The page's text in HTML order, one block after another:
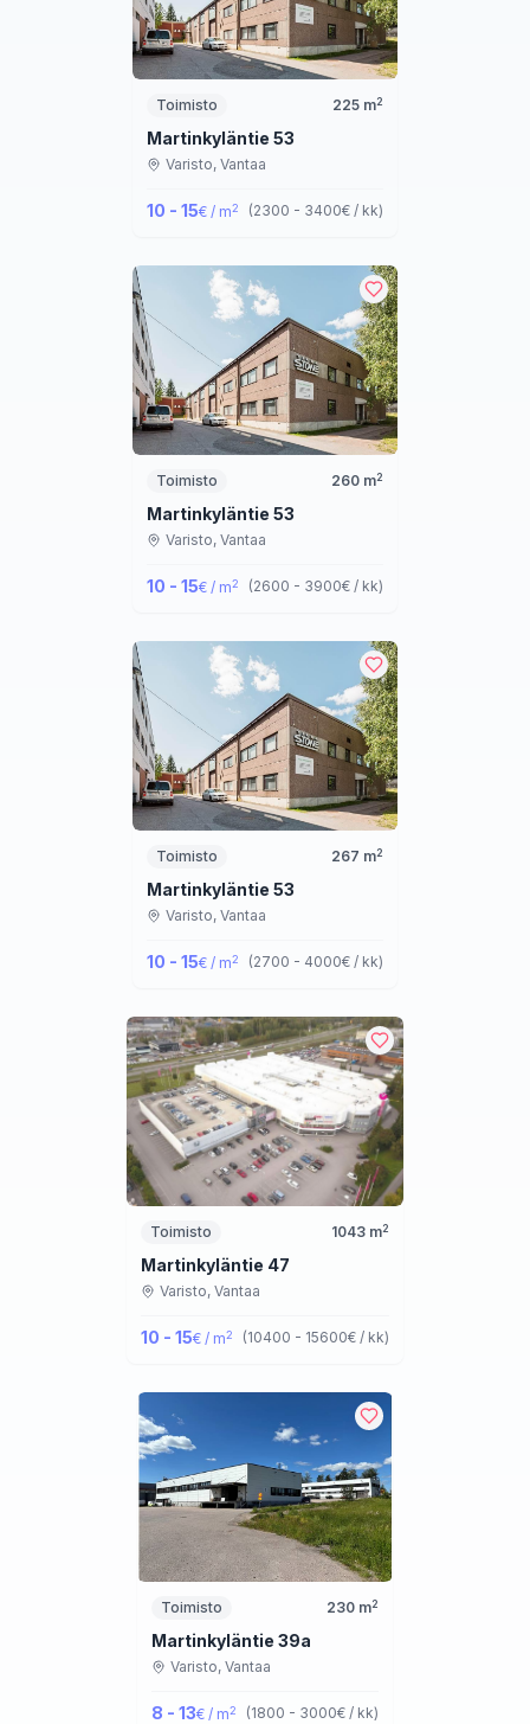
Toimisto 225 m2
Martinkyläntie 53
Varisto, Vantaa
10 - 15€ / m2 (2300 - 3400€ / kk)
Toimisto 260 m2
Martinkyläntie 53
Varisto, Vantaa
10 - 15€ / m2 (2600 - 3900€ / kk)
Toimisto 267 m2
Martinkyläntie 53
Varisto, Vantaa
10 - 15€ / m2 (2700 - 4000€ / kk)
Toimisto 1043 m2
Martinkyläntie 47
Varisto, Vantaa
10 - 15€ / m2 (10400 - 15600€ / kk)
Toimisto 230 m2
Martinkyläntie 39a
Varisto, Vantaa
8 - 13€ / m2 (1800 - 3000€ / kk)